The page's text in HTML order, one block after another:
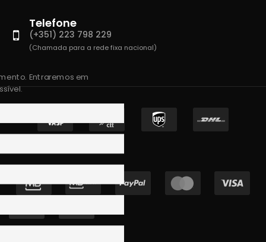
Telefone
(+351) 223 798 229
(Chamada para a rede fixa nacional)
Entraremos em